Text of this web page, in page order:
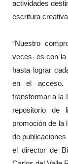
actividades
escritura
“Nuestro
veces- es con la
hasta lograr
en el acceso.
transformar a la
repositorio de
promoción de la
de
el director de